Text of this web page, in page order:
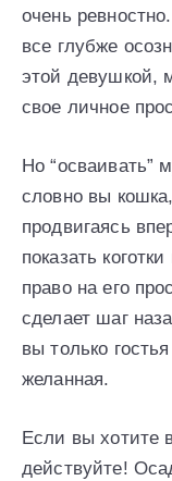
очень
все глубже
этой девушкой,
свое личное
Но “осваивать”
словно вы
продвигаясь
показать
право на его
сделает шаг
вы только
желанная.
Если вы хотите
действуйте!